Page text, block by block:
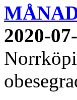
2020-